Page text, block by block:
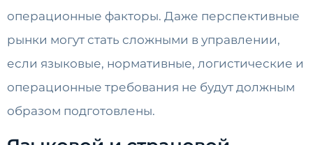
операционные факторы. Даже перспективные
рынки могут стать сложными в управлении,
если языковые, нормативные, логистические и
операционные требования не будут должным
образом подготовлены.